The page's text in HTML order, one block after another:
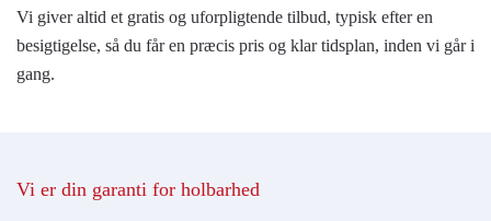
Vi giver altid et gratis og uforpligtende tilbud, typisk efter en
besigtigelse, så du får en præcis pris og klar tidsplan, inden vi går i
gang.
Vi er din garanti for holbar